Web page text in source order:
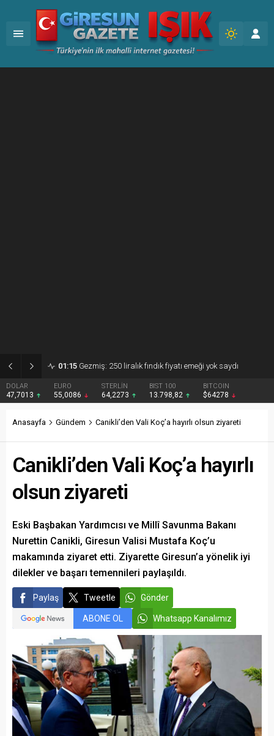
01:15 Gezmiş: 250 liralık fındık fiyatı emeği yok saydı
DOLAR
47,7013
EURO
55,0086
STERLİN
64,2273
BIST 100
13.798,82
BITCOIN
$64278
Anasayfa Gündem Canikli’den Vali Koç’a hayırlı olsun ziyareti
Canikli’den Vali Koç’a hayırlı
olsun ziyareti
Eski Başbakan Yardımcısı ve Millî Savunma Bakanı
Nurettin Canikli, Giresun Valisi Mustafa Koç’u
makamında ziyaret etti. Ziyarette Giresun’a yönelik iyi
dilekler ve başarı temennileri paylaşıldı.
Paylaş Tweetle Gönder
ABONE OL Whatsapp Kanalımız